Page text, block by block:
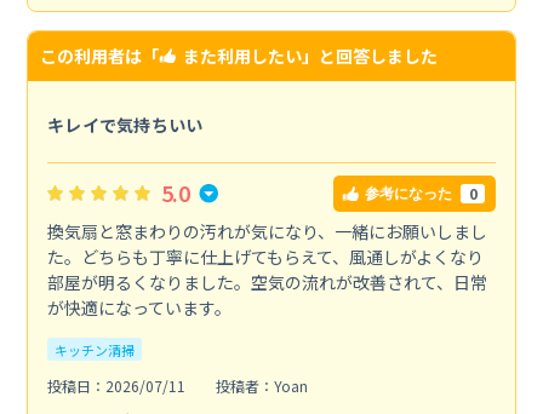
この利用者は「 また利用したい」と回答しました
キレイで気持ちいい
5.0 参考になった 0
換気扇と窓まわりの汚れが気になり、一緒にお願いしまし
た。どちらも丁寧に仕上げてもらえて、風通しがよくなり
部屋が明るくなりました。空気の流れが改善されて、日常
が快適になっています。
キッチン清掃
投稿日：2026/07/11
投稿者：Yoan